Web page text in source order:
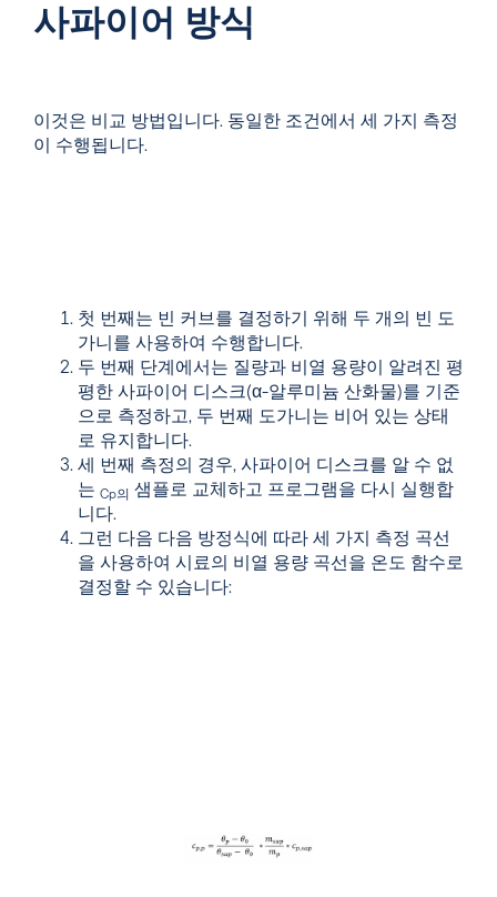
사파이어 방식
이것은 비교 방법입니다. 동일한 조건에서 세 가지 측정
이 수행됩니다.
첫 번째는 빈 커브를 결정하기 위해 두 개의 빈 도
가니를 사용하여 수행합니다.
두 번째 단계에서는 질량과 비열 용량이 알려진 평
평한 사파이어 디스크(α-알루미늄 산화물)를 기준
으로 측정하고, 두 번째 도가니는 비어 있는 상태
로 유지합니다.
세 번째 측정의 경우, 사파이어 디스크를 알 수 없
는 Cp의 샘플로 교체하고 프로그램을 다시 실행합
니다.
그런 다음 다음 방정식에 따라 세 가지 측정 곡선
을 사용하여 시료의 비열 용량 곡선을 온도 함수로
결정할 수 있습니다: